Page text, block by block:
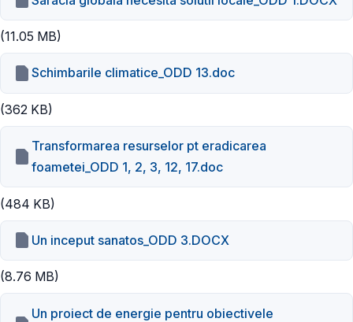
(11.05 MB)
Schimbarile climatice_ODD 13.doc
(362 KB)
Transformarea resurselor pt eradicarea
foametei_ODD 1, 2, 3, 12, 17.doc
(484 KB)
Un inceput sanatos_ODD 3.DOCX
(8.76 MB)
Un proiect de energie pentru obiectivele